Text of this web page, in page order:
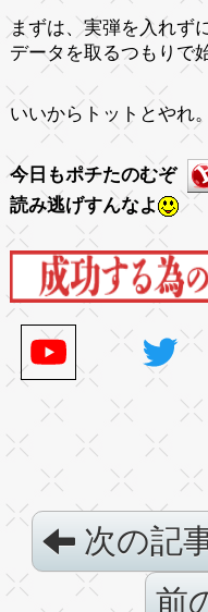
まずは、実弾を入れず
データを取るつもりで
いいからトットとやれ。
今日もポチたのむぞ
読み逃げすんなよ
次の記
前